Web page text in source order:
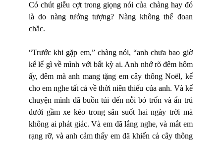
Có chút giễu cợt trong giọng nói của chàng hay đó
là do nàng tưởng tượng? Nàng không thể đoan
chắc.
“Trước khi gặp em,” chàng nói, “anh chưa bao giờ
kể lể gì về mình với bất kỳ ai. Anh nhớ rõ đêm hôm
ấy, đêm mà anh mang tặng em cây thông Noël, kể
cho em nghe tất cả về thời niên thiếu của anh. Và kể
chuyện mình đã buồn tủi đến nỗi bỏ trốn và ẩn trú
dưới gầm xe kéo trong sân suốt hai ngày trời mà
không ai phát giác. Và em đã lắng nghe, và mắt em
rạng rỡ, và anh cảm thấy em đã khiến cả cây thông